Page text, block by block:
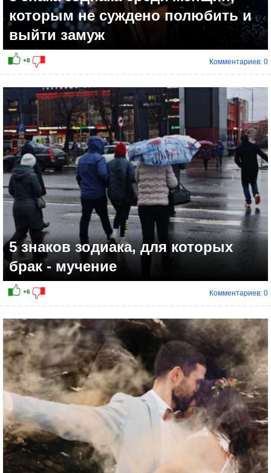
которым не суждено полюбить и
выйти замуж
+8
Комментариев: 0
5 знаков зодиака, для которых
брак - мучение
Комментариев: 0